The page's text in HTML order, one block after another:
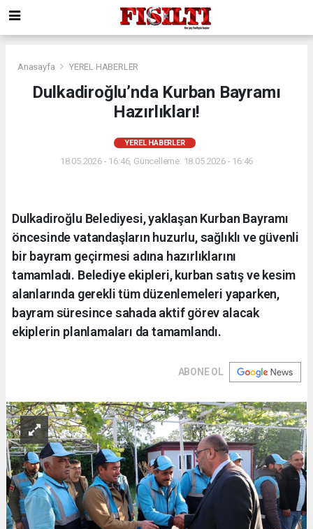
Anasayfa YEREL HABERLER
Dulkadiroğlu’nda Kurban Bayramı
Hazırlıkları!
YEREL HABERLER
18.05.2026 - 16:46, Güncelleme: 18.05.2026 - 16:46
Dulkadiroğlu Belediyesi, yaklaşan Kurban Bayramı
öncesinde vatandaşların huzurlu, sağlıklı ve güvenli
bir bayram geçirmesi adına hazırlıklarını
tamamladı. Belediye ekipleri, kurban satış ve kesim
alanlarında gerekli tüm düzenlemeleri yaparken,
bayram süresince sahada aktif görev alacak
ekiplerin planlamaları da tamamlandı.
ABONE OL